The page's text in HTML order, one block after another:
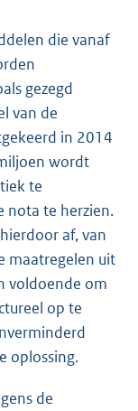
die vanaf
gezegd
van de
in 2014
wordt
te
nota te herzien.
af, van
maatregelen uit
voldoende om
op te
oplossing.
de